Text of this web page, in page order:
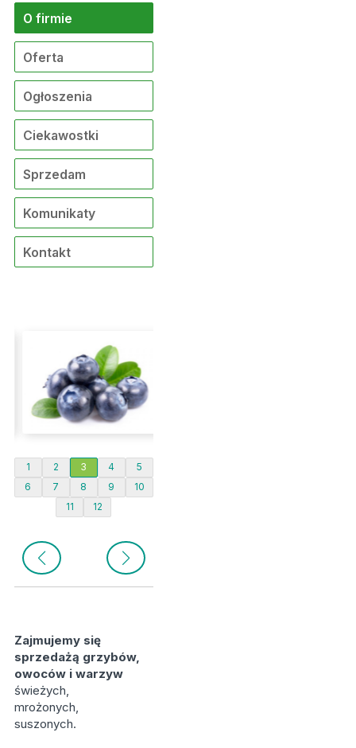
O firmie
Oferta
Ogłoszenia
Ciekawostki
Sprzedam
Komunikaty
Kontakt
1 2 3 4
5
6
7 8 9
10
11
12
Zajmujemy się
sprzedażą grzybów,
owoców i warzyw
świeżych,
mrożonych,
suszonych.